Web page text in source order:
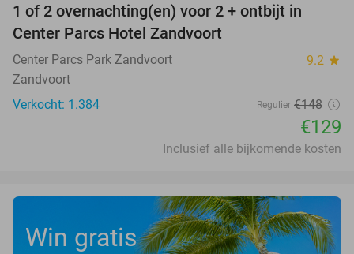
1 of 2 overnachting(en) voor 2 + ontbijt in
Center Parcs Hotel Zandvoort
Center Parcs Park Zandvoort 9.2 star
Zandvoort
Verkocht: 1.384
Regulier €148
€129
Inclusief alle bijkomende kosten
Win gratis